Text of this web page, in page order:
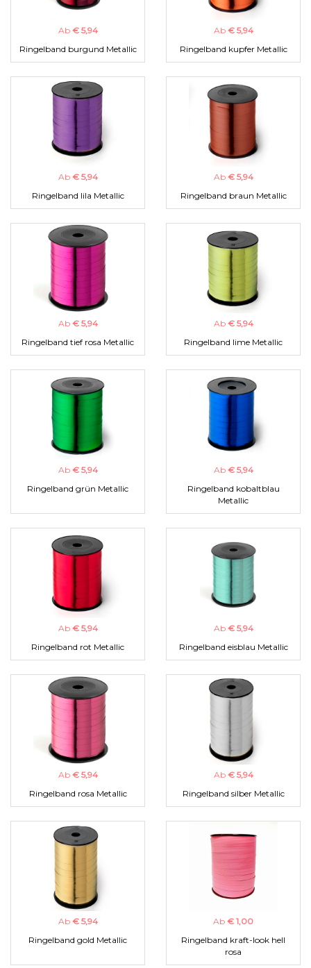
Ab € 5,94
Ringelband burgund Metallic
Ab € 5,94
Ringelband kupfer Metallic
Ab € 5,94
Ringelband lila Metallic
Ab € 5,94
Ringelband braun Metallic
Ab € 5,94
Ringelband tief rosa Metallic
Ab € 5,94
Ringelband lime Metallic
Ab € 5,94
Ringelband grün Metallic
Ab € 5,94
Ringelband kobaltblau
Metallic
Ab € 5,94
Ringelband rot Metallic
Ab € 5,94
Ringelband eisblau Metallic
Ab € 5,94
Ringelband rosa Metallic
Ab € 5,94
Ringelband silber Metallic
Ab € 5,94
Ringelband gold Metallic
Ab € 1,00
Ringelband kraft-look hell
rosa